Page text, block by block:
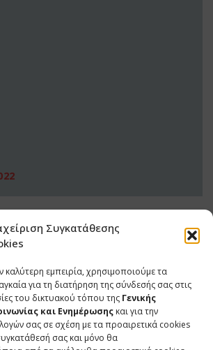
Συγκατάθεσης
καλύτερη εμπειρία, χρησιμοποιούμε τα
για τη διατήρηση της σύνδεσής σας στις
του δικτυακού τόπου της Γενικής
και Ενημέρωσης και για την
σας σε σχέση με τα προαιρετικά cookies
σας και μόνο θα